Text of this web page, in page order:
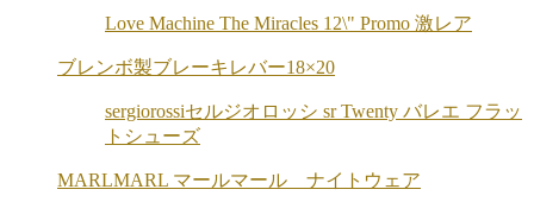
Love Machine The Miracles 12\" Promo 激レア
ブレンボ製ブレーキレバー18×20
sergiorossiセルジオロッシ sr Twenty バレエ フラッ
トシューズ
MARLMARL マールマール ナイトウェア